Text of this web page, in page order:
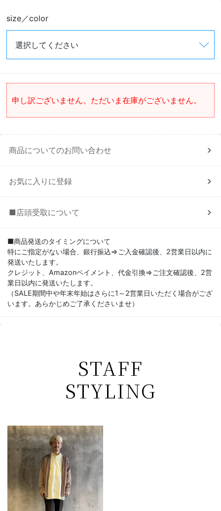
size／color
申し訳ございません。ただいま在庫がございません。
商品についてのお問い合わせ
お気に入りに登録
■店頭受取について
■商品発送のタイミングについて
特にご指定がない場合、銀行振込⇒ご入金確認後、2営業日以内に
発送いたします。
クレジット、Amazonペイメント、代金引換⇒ご注文確認後、2営
業日以内に発送いたします。
（SALE期間中や年末年始はさらに1～2営業日いただく場合がござ
います。あらかじめご了承くださいませ）
STAFF
STYLING